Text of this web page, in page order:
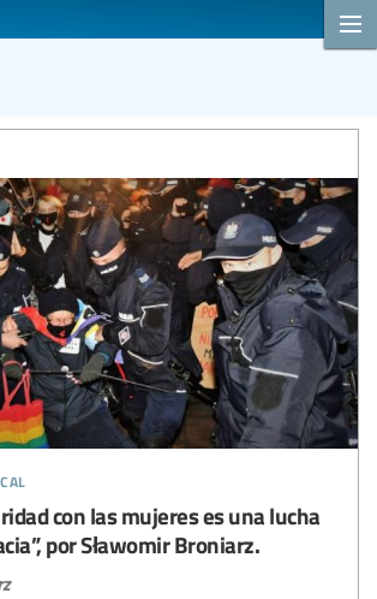
con las mujeres es una lucha
por Sławomir Broniarz.